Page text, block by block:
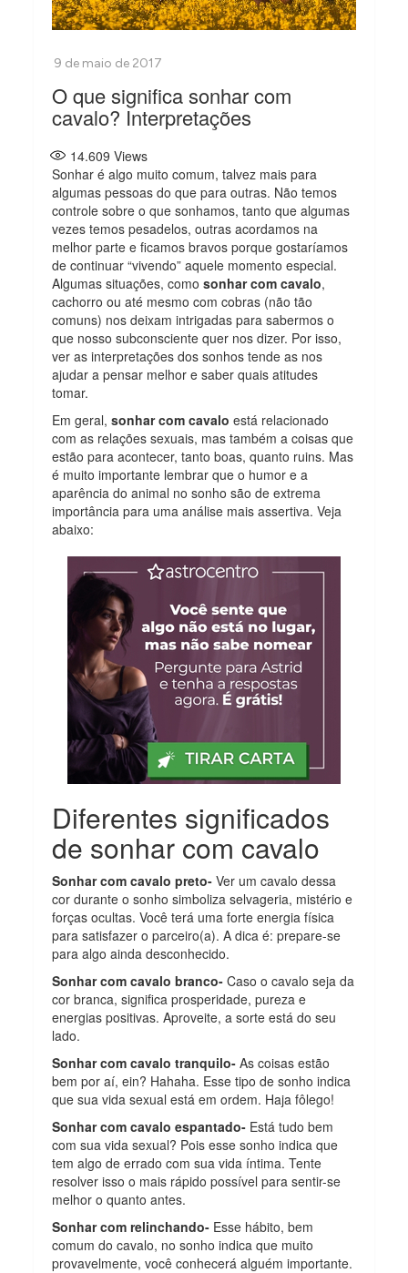
O que significa sonhar com
cavalo? Interpretações
14.609 Views
Sonhar é algo muito comum, talvez mais para
algumas pessoas do que para outras. Não temos
controle sobre o que sonhamos, tanto que algumas
vezes temos pesadelos, outras acordamos na
melhor parte e ficamos bravos porque gostaríamos
de continuar “vivendo” aquele momento especial.
Algumas situações, comosonhar com cavalo,
cachorro ou até mesmo com cobras (não tão
comuns) nos deixam intrigadas para sabermos o
que nosso subconsciente quer nos dizer. Por isso,
ver as interpretações dos sonhos tende as nos
ajudar a pensar melhor e saber quais atitudes
tomar.
Em geral, sonhar com cavalo está relacionado
com as relações sexuais, mas também a coisas que
estão para acontecer, tanto boas, quanto ruins. Mas
é muito importante lembrar que o humor e a
aparência do animal no sonho são de extrema
importância para uma análise mais assertiva. Veja
abaixo:
Diferentes significados
de sonhar com cavalo
Sonhar com cavalo preto- Ver um cavalo dessa
cor durante o sonho simboliza selvageria, mistério e
forças ocultas. Você terá uma forte energia física
para satisfazer o parceiro(a). A dica é: prepare-se
para algo ainda desconhecido.
Sonhar com cavalo branco- Caso o cavalo seja da
cor branca, significa prosperidade, pureza e
energias positivas. Aproveite, a sorte está do seu
lado.
Sonhar com cavalo tranquilo- As coisas estão
bem por aí, ein? Hahaha. Esse tipo de sonho indica
que sua vida sexual está em ordem. Haja fôlego!
Sonhar com cavalo espantado- Está tudo bem
com sua vida sexual? Pois esse sonho indica que
tem algo de errado com sua vida íntima. Tente
resolver isso o mais rápido possível para sentir-se
melhor o quanto antes.
Sonhar com relinchando- Esse hábito, bem
comum do cavalo, no sonho indica que muito
provavelmente, você conhecerá alguém importante.